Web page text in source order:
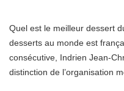
Quel est le meilleur dessert
desserts au monde est
consécutive, Indrien Jean-
distinction de l’organisation